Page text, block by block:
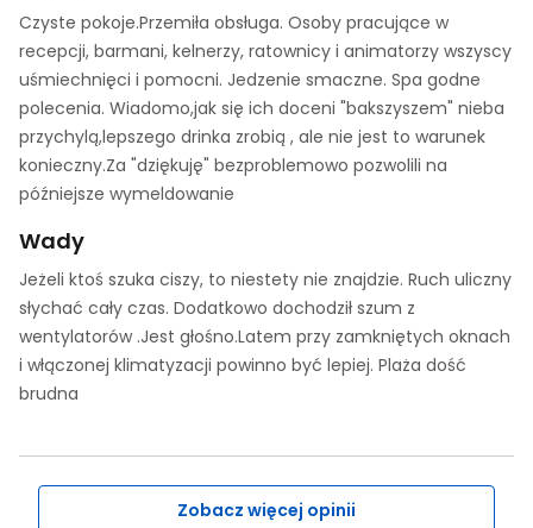
Czyste pokoje.Przemiła obsługa. Osoby pracujące w
recepcji, barmani, kelnerzy, ratownicy i animatorzy wszyscy
uśmiechnięci i pomocni. Jedzenie smaczne. Spa godne
polecenia. Wiadomo,jak się ich doceni "bakszyszem" nieba
przychylą,lepszego drinka zrobią , ale nie jest to warunek
konieczny.Za "dziękuję" bezproblemowo pozwolili na
późniejsze wymeldowanie
Wady
Jeżeli ktoś szuka ciszy, to niestety nie znajdzie. Ruch uliczny
słychać cały czas. Dodatkowo dochodził szum z
wentylatorów .Jest głośno.Latem przy zamkniętych oknach
i włączonej klimatyzacji powinno być lepiej. Plaża dość
brudna
Zobacz więcej opinii